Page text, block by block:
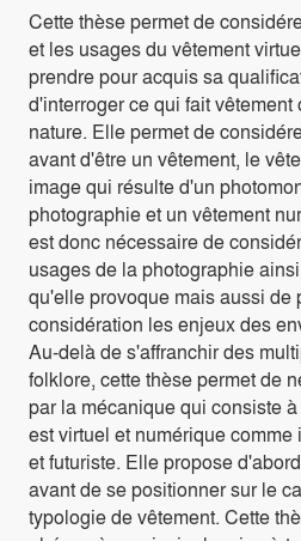
Cette thèse permet de
et les usages du vêtement
prendre pour acquis sa
d'interroger ce qui fait
nature. Elle permet de
avant d'être un vêtement, le
image qui résulte d'un
photographie et un vêtement
est donc nécessaire de
usages de la photographie
qu'elle provoque mais aussi de
considération les enjeux des
Au-delà de s'affranchir des
folklore, cette thèse permet de
par la mécanique qui consiste
est virtuel et numérique
et futuriste. Elle propose
avant de se positionner sur le
typologie de vêtement. Cette